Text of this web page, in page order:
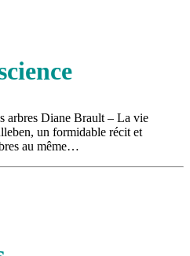
arbres Diane Brault – La vie
un formidable récit et
au même…